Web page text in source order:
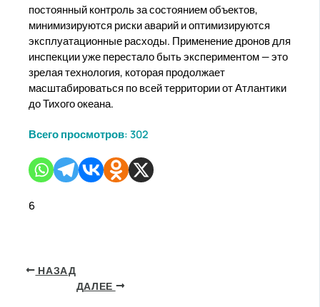
постоянный контроль за состоянием объектов,
минимизируются риски аварий и оптимизируются
эксплуатационные расходы. Применение дронов для
инспекции уже перестало быть экспериментом — это
зрелая технология, которая продолжает
масштабироваться по всей территории от Атлантики
до Тихого океана.
Всего просмотров: 302
6
НАЗАД
ДАЛЕЕ